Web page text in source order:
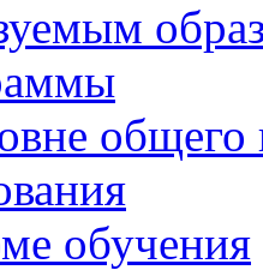
общего
обучения